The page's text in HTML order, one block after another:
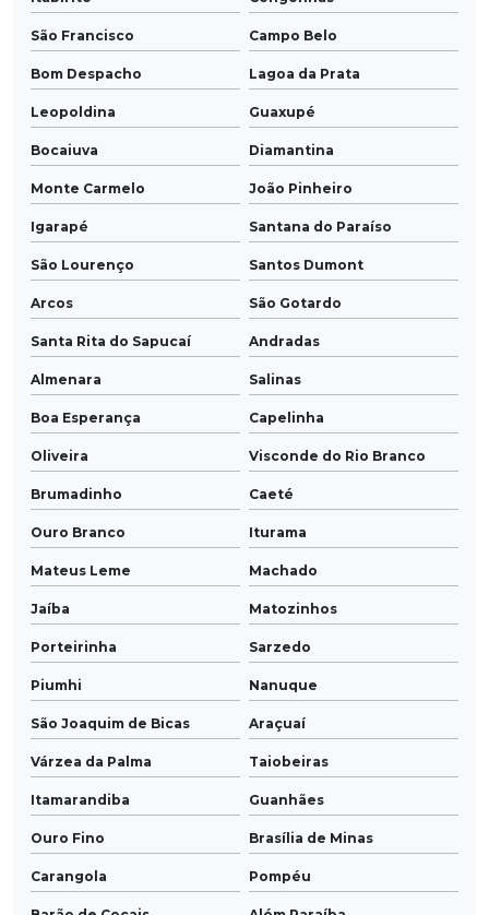
São Francisco Campo Belo
Bom Despacho Lagoa da Prata
Leopoldina Guaxupé
Bocaiuva Diamantina
Monte Carmelo João Pinheiro
Igarapé Santana do Paraíso
São Lourenço Santos Dumont
Arcos São Gotardo
Santa Rita do Sapucaí Andradas
Almenara Salinas
Boa Esperança Capelinha
Oliveira Visconde do Rio Branco
Brumadinho Caeté
Ouro Branco Iturama
Mateus Leme Machado
Jaíba Matozinhos
Porteirinha Sarzedo
Piumhi Nanuque
São Joaquim de Bicas Araçuaí
Várzea da Palma Taiobeiras
Itamarandiba Guanhães
Ouro Fino Brasília de Minas
Carangola Pompéu